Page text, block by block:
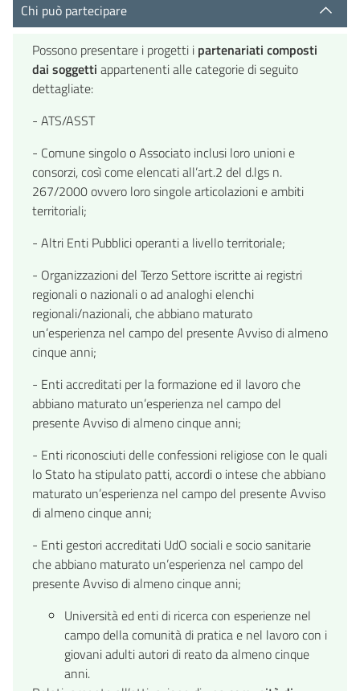
Chi può partecipare
Possono presentare i progetti i partenariati composti
dai soggetti appartenenti alle categorie di seguito
dettagliate:
- ATS/ASST
- Comune singolo o Associato inclusi loro unioni e
consorzi, così come elencati all’art.2 del d.lgs n.
267/2000 ovvero loro singole articolazioni e ambiti
territoriali;
- Altri Enti Pubblici operanti a livello territoriale;
- Organizzazioni del Terzo Settore iscritte ai registri
regionali o nazionali o ad analoghi elenchi
regionali/nazionali, che abbiano maturato
un’esperienza nel campo del presente Avviso di almeno
cinque anni;
- Enti accreditati per la formazione ed il lavoro che
abbiano maturato un’esperienza nel campo del
presente Avviso di almeno cinque anni;
- Enti riconosciuti delle confessioni religiose con le quali
lo Stato ha stipulato patti, accordi o intese che abbiano
maturato un’esperienza nel campo del presente Avviso
di almeno cinque anni;
- Enti gestori accreditati UdO sociali e socio sanitarie
che abbiano maturato un’esperienza nel campo del
presente Avviso di almeno cinque anni;
Università ed enti di ricerca con esperienze nel
campo della comunità di pratica e nel lavoro con i
giovani adulti autori di reato da almeno cinque
anni.